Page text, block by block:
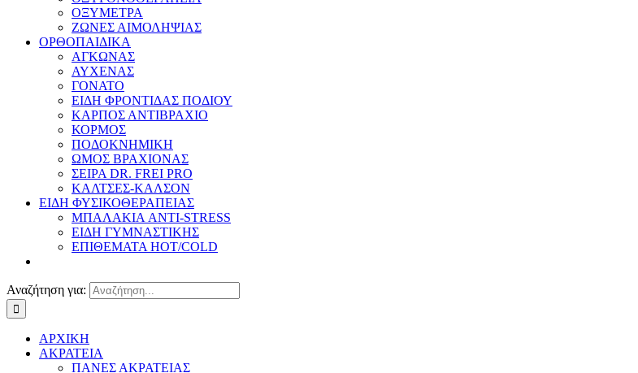
ΟΞΥΜΕΤΡΑ
ΖΩΝΕΣ ΑΙΜΟΛΗΨΙΑΣ
ΟΡΘΟΠΑΙΔΙΚΑ
ΑΓΚΩΝΑΣ
ΑΥΧΕΝΑΣ
ΓΟΝΑΤΟ
ΕΙΔΗ ΦΡΟΝΤΙΔΑΣ ΠΟΔΙΟΥ
ΚΑΡΠΟΣ ΑΝΤΙΒΡΑΧΙΟ
ΚΟΡΜΟΣ
ΠΟΔΟΚΝΗΜΙΚΗ
ΩΜΟΣ ΒΡΑΧΙΟΝΑΣ
ΣΕΙΡΑ DR. FREI PRO
ΚΑΛΤΣΕΣ-ΚΑΛΣΟΝ
ΕΙΔΗ ΦΥΣΙΚΟΘΕΡΑΠΕΙΑΣ
ΜΠΑΛΑΚΙΑ ANTI-STRESS
ΕΙΔΗ ΓΥΜΝΑΣΤΙΚΗΣ
ΕΠΙΘΕΜΑΤΑ HOT/COLD
Αναζήτηση για:
ΑΡΧΙΚΗ
ΑΚΡΑΤΕΙΑ
ΠΑΝΕΣ ΑΚΡΑΤΕΙΑΣ